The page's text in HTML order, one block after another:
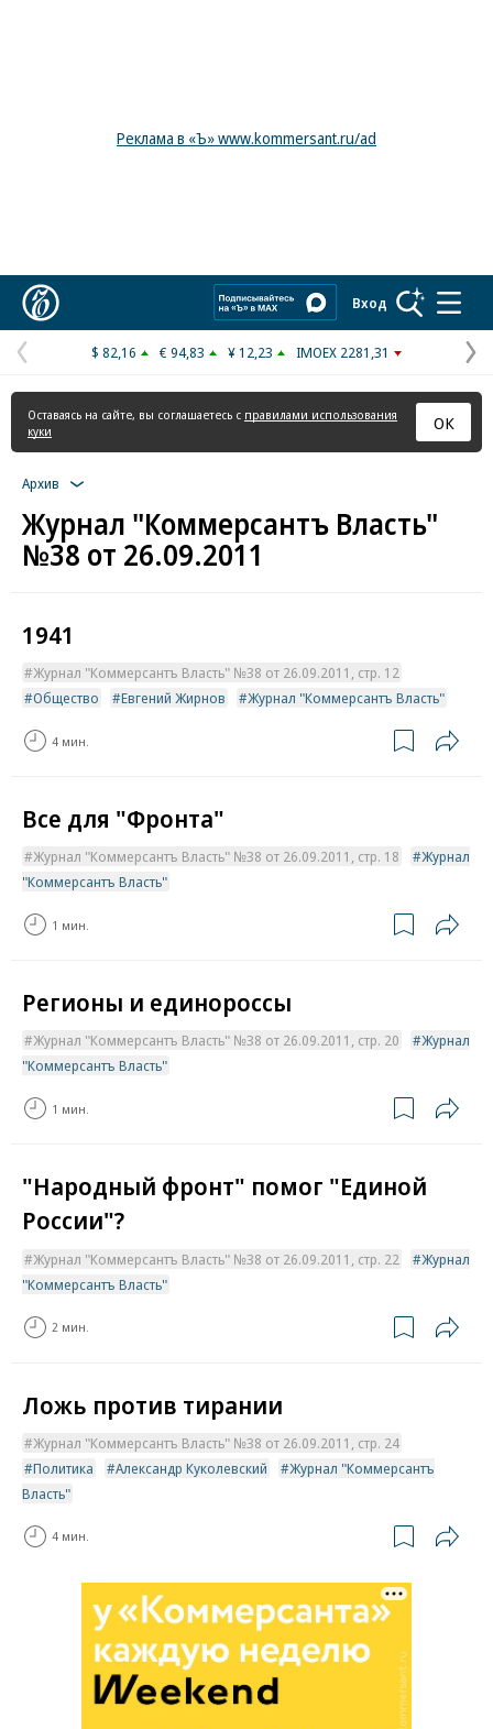
Реклама в «Ъ» www.kommersant.ru/ad
Вход
Предыдущая
страница
$ 82,16 € 94,83 ¥ 12,23 IMOEX 2281,31
Оставаясь на сайте, вы соглашаетесь с правилами использования
куки
ОК
Архив
Журнал "Коммерсантъ Власть"
№38 от 26.09.2011
1941
Журнал "Коммерсантъ Власть" №38 от 26.09.2011, стр. 12
Общество
Евгений Жирнов Журнал "Коммерсантъ Власть"
4 мин.
Все для "Фронта"
Журнал "Коммерсантъ Власть" №38 от 26.09.2011, стр. 18
Журнал
"Коммерсантъ Власть"
1 мин.
Регионы и единороссы
Журнал "Коммерсантъ Власть" №38 от 26.09.2011, стр. 20
Журнал
"Коммерсантъ Власть"
1 мин.
"Народный фронт" помог "Единой
России"?
Журнал "Коммерсантъ Власть" №38 от 26.09.2011, стр. 22
Журнал
"Коммерсантъ Власть"
2 мин.
Ложь против тирании
Журнал "Коммерсантъ Власть" №38 от 26.09.2011, стр. 24
Политика
Александр Куколевский
Журнал "Коммерсантъ
Власть"
4 мин.